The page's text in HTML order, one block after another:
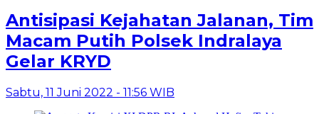
Antisipasi Kejahatan Jalanan, Tim
Macam Putih Polsek Indralaya
Gelar KRYD
Sabtu, 11 Juni 2022 - 11:56 WIB